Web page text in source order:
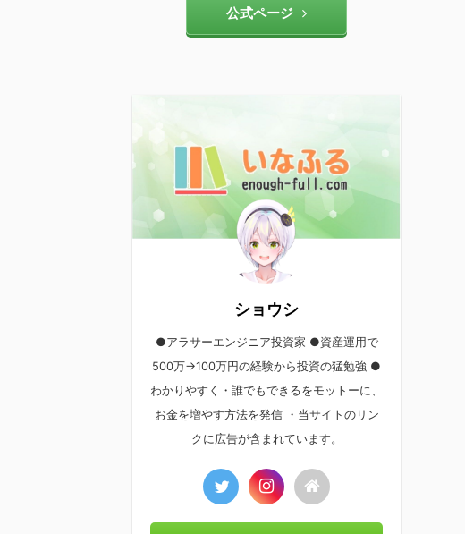
公式ページ
ショウシ
●アラサーエンジニア投資家 ●資産運用で
500万→100万円の経験から投資の猛勉強 ●
わかりやすく・誰でもできるをモットーに、
お金を増やす方法を発信 ・当サイトのリン
クに広告が含まれています。